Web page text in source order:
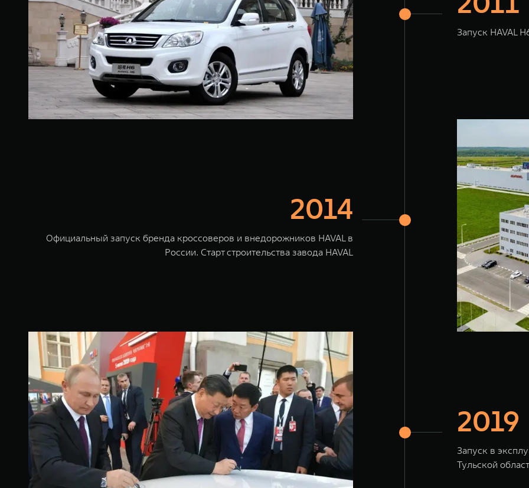
Запуск HAVAL
2014
Официальный запуск бренда кроссоверов и внедорожников HAVAL в
России. Старт строительства завода HAVAL
2019
Запуск в
Тульской